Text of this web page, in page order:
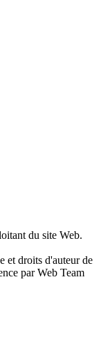
du site Web.
et droits d'auteur de
par Web Team